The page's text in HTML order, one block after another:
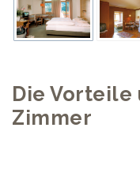
Die Vorteile
Zimmer